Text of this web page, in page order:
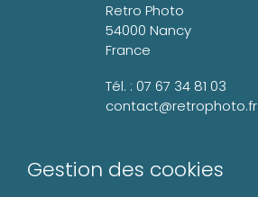
Gestion des cookies
Retro Photo
54000 Nancy
France
Tél. : 07 67 34 81 03
contact@retrophoto.fr